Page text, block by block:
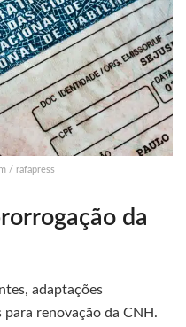
/ rafapress
da
adaptações
renovação da CNH.